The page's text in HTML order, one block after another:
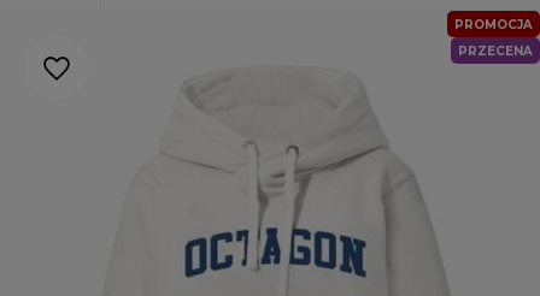
PROMOCJA
PRZECENA